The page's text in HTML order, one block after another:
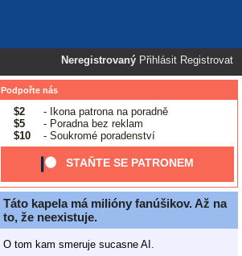
Neregistrovaný Přihlásit Registrovat
Podpořte nás
$2
- Ikona patrona na poradně
$5
- Poradna bez reklam
$10
- Soukromé poradenství
STAŇTE SE PATRONEM
Táto kapela má milióny fanúšikov. Až na
to, že neexistuje.
O tom kam smeruje sucasne AI.